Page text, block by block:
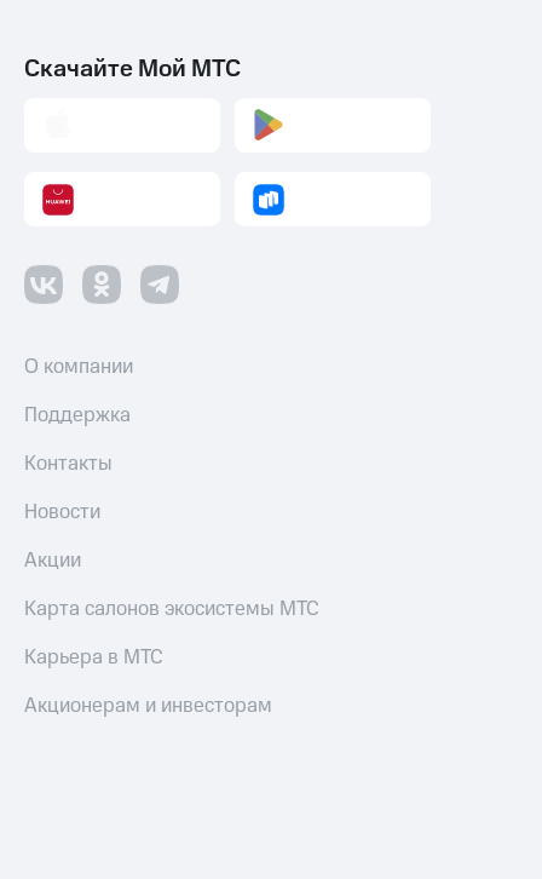
Скачайте Мой МТС
О компании
Поддержка
Контакты
Новости
Акции
Карта салонов экосистемы МТС
Карьера в МТС
Акционерам и инвесторам